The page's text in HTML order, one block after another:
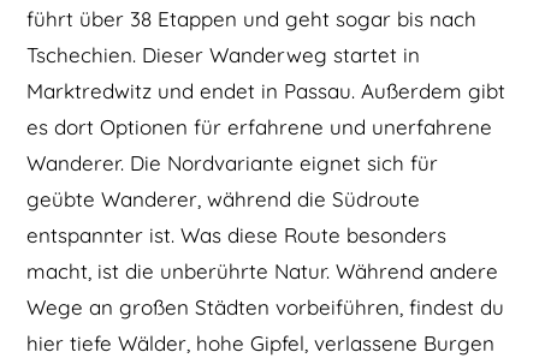
führt über 38 Etappen und geht sogar bis nach
Tschechien. Dieser Wanderweg startet in
Marktredwitz und endet in Passau. Außerdem gibt
es dort Optionen für erfahrene und unerfahrene
Wanderer. Die Nordvariante eignet sich für
geübte Wanderer, während die Südroute
entspannter ist. Was diese Route besonders
macht, ist die unberührte Natur. Während andere
Wege an großen Städten vorbeiführen, findest du
hier tiefe Wälder, hohe Gipfel, verlassene Burgen